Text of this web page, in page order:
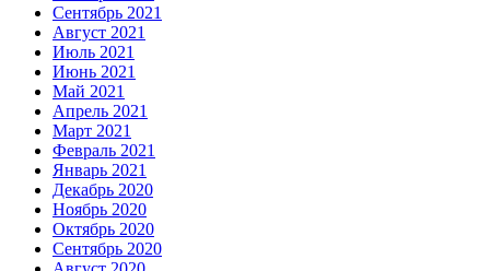
Сентябрь 2021
Август 2021
Июль 2021
Июнь 2021
Май 2021
Апрель 2021
Март 2021
Февраль 2021
Январь 2021
Декабрь 2020
Ноябрь 2020
Октябрь 2020
Сентябрь 2020